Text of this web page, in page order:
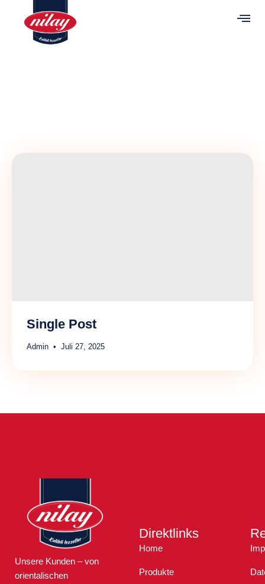
Single Post
Admin Juli 27, 2025
Unsere Kunden – von
orientalischen
Direktlinks
Home
Produkte